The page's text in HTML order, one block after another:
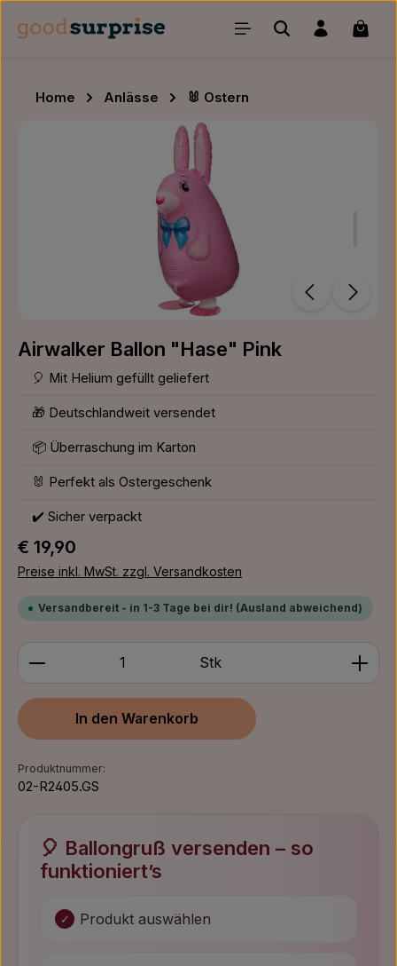
Zum Hauptinhalt springen
Home Anlässe
🐰 Ostern
Airwalker Ballon "Hase" Pink
🎈 Mit Helium gefüllt geliefert
🎁 Deutschlandweit versendet
📦 Überraschung im Karton
🐰 Perfekt als Ostergeschenk
✔️ Sicher verpackt
Regulärer Preis:
€ 19,90
Preise inkl. MwSt. zzgl. Versandkosten
Versandbereit - in 1-3 Tage bei dir! (Ausland abweichend)
Produkt Anzahl: Gib den gewünschten Wert ein
Stk
In den Warenkorb
Produktnummer:
02-R2405.GS
🎈 Ballongruß versenden – so
funktioniert’s
Produkt auswählen